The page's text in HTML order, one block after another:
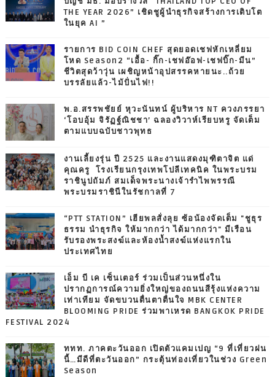
THE YEAR 2026” เชิดชูผู้นำธุรกิจสร้างการเติบโต
ในยุค AI ”
รายการ BID COIN CHEF สุดยอดเชฟหักเหลี่ยม
โหด Season2 “เอื้อ- กิ๊ก-เชฟอ๊อฟ-เชฟบิ๊ก-มีน”
ชีวิตสุดว้าวุ่น เผชิญหน้าอุปสรรคหายนะ..ถ้วย
บรรลัยแล้ว-ไม้ปั่นไฟ!!
พ.อ.สรรพชัยย์ หุวะนันทน์ ผู้บริหาร NT ควงภรรยา
‘โอบอุ้ม จิรัฏฐ์ณิชชา’ ฉลองวิวาห์เรียบหรู จัดเต็ม
ตามแบบฉบับชาวพุทธ
งานเลี้ยงรุ่น ปี 2525 และงานแสดงมุฑิตาจิต แด่
คุณครู โรงเรียนกรุงเทพโปลีเทคนิค ในพระบรม
ราชินูปถัมภ์ สมเด็จพระนางเจ้ารำไพพรรณี
พระบรมราชินีในรัชกาลที่ 7
“PTT STATION” เฮียพลสั่งลุย ซ้อน้องจัดเต็ม "ชูธุร
ธรรม นำธุรกิจ ให้มากกว่า ได้มากกว่า" มีเรือน
รับรองพระสงฆ์และห้องน้ำสงฆ์แห่งแรกใน
ประเทศไทย
เอ็ม บี เค เซ็นเตอร์ ร่วมเป็นส่วนหนึ่งใน
ปรากฏการณ์ความยิ่งใหญ่ของถนนสีรุ้งแห่งความ
เท่าเทียม จัดขบวนตื่นตาตื่นใจ MBK CENTER
BLOOMING PRIDE ร่วมพาเหรด BANGKOK PRIDE
FESTIVAL 2024
ททท. ภาคตะวันออก เปิดตัวแคมเปญ “9 ที่เที่ยวฝน
นี้…มีดีที่ตะวันออก” กระตุ้นท่องเที่ยวในช่วง Green
Season